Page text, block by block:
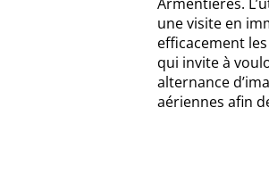
une visite en
efficacement
qui invite à
alternance
aériennes afin